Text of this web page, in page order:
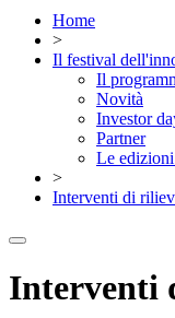
Home
>
Il festival
Il
Novità
Investor
Partner
Le edizioni
>
Interventi di
Interventi